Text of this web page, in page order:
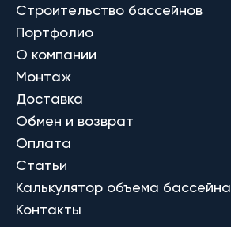
Строительство бассейнов
Портфолио
О компании
Монтаж
Доставка
Обмен и возврат
Оплата
Статьи
Калькулятор объема бассейна
Контакты